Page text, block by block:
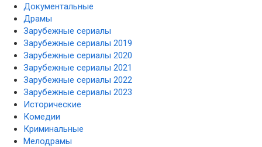
Документальные
Драмы
Зарубежные сериалы
Зарубежные сериалы 2019
Зарубежные сериалы 2020
Зарубежные сериалы 2021
Зарубежные сериалы 2022
Зарубежные сериалы 2023
Исторические
Комедии
Криминальные
Мелодрамы